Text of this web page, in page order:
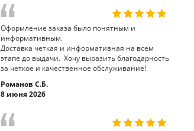
Оформление заказа было понятным и
информативным.
Доставка четкая и информативная на всем
этапе до выдачи. Хочу выразить благодарность
за четкое и качественное обслуживание!
Романов С.Б.
8 июня 2026